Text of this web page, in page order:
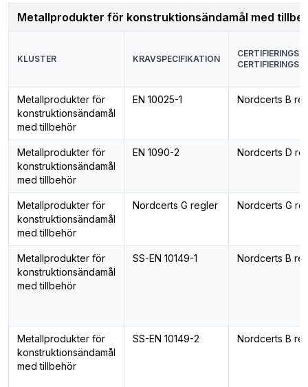
Metallprodukter för konstruktionsändamål med
KLUSTER KRAVSPECIFIKATION
Metallprodukter för
konstruktionsändamål
med tillbehör
EN 10025-1 Nordcerts B
Metallprodukter för
konstruktionsändamål
med tillbehör
EN 1090-2 Nordcerts D
Metallprodukter för
konstruktionsändamål
med tillbehör
Nordcerts G regler Nordcerts G
Metallprodukter för
konstruktionsändamål
med tillbehör
SS-EN 10149-1 Nordcerts B
Metallprodukter för
konstruktionsändamål
med tillbehör
SS-EN 10149-2 Nordcerts B